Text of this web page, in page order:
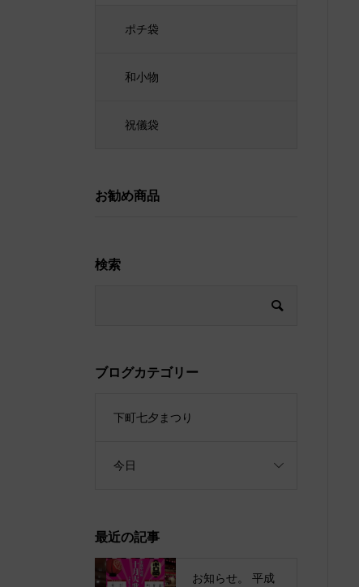
ポチ袋
和小物
祝儀袋
お勧め商品
検索
ブログカテゴリー
下町七夕まつり
今日
最近の記事
お知らせ。 平成